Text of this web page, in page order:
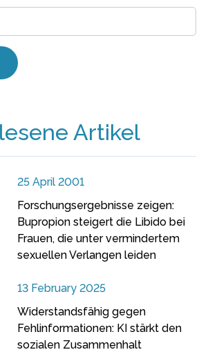
Artikel
25 April 2001
Forschungsergebnisse zeigen:
Bupropion steigert die Libido bei
Frauen, die unter vermindertem
sexuellen Verlangen leiden
13 February 2025
Widerstandsfähig gegen
Fehlinformationen: KI stärkt den
sozialen Zusammenhalt